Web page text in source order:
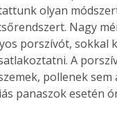
olyan
Nagy
porszívót, sokkal
A
pollenek sem
panaszok esetén